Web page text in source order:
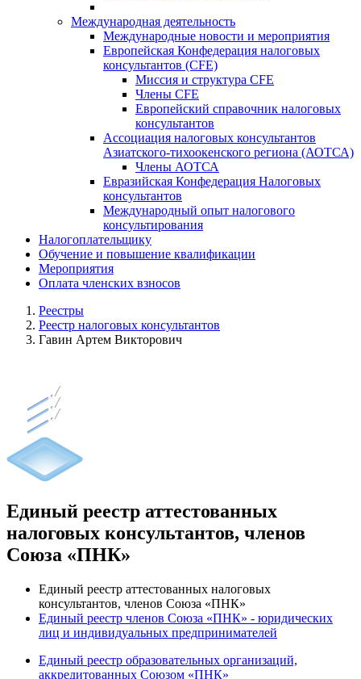
Международная деятельность
Международные новости и мероприятия
Европейская Конфедерация налоговых
консультантов (CFE)
Миссия и структура CFE
Члены CFE
Европейский справочник налоговых
консультантов
Ассоциация налоговых консультантов
Азиатского-тихоокенского региона (АОТСА)
Члены АОТСА
Евразийская Конфедерация Налоговых
консультантов
Международный опыт налогового
консультирования
Налогоплательщику
Обучение и повышение квалификации
Мероприятия
Оплата членских взносов
Реестры
Реестр налоговых консультантов
Гавин Артем Викторович
Единый реестр аттестованных
налоговых консультантов, членов
Союза «ПНК»
Единый реестр аттестованных налоговых
консультантов, членов Союза «ПНК»
Единый реестр членов Союза «ПНК» - юридических
лиц и индивидуальных предпринимателей
Единый реестр образовательных организаций,
аккредитованных Союзом «ПНК»